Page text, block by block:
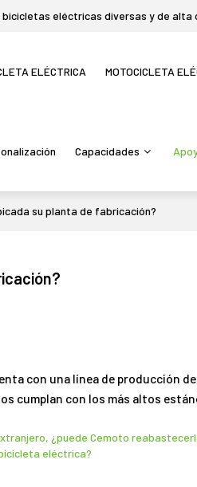
eléctricas diversas y de alta
ELÉCTRICA MOTOCICLETA
Capacidades
su planta de fabricación?
con una línea de producción
cumplan con los más altos
¿puede Cemoto
eléctrica?